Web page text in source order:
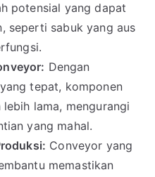
potensial yang dapat
seperti sabuk yang aus
Dengan
tepat, komponen
lama, mengurangi
yang mahal.
Conveyor yang
memastikan